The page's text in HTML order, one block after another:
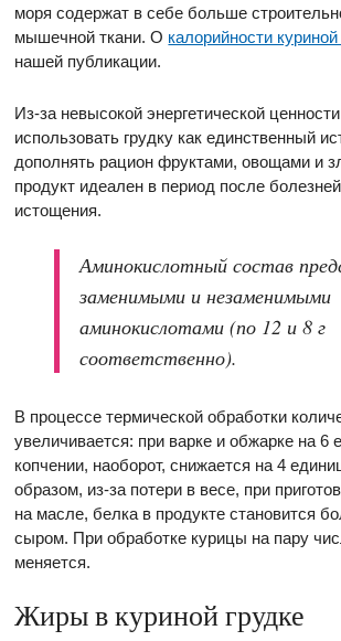
моря содержат в себе больше
мышечной ткани. О калорийности куриной
нашей публикации.
Из-за невысокой энергетической
использовать грудку как единственный
дополнять рацион фруктами, овощами и
продукт идеален в период после
истощения.
Аминокислотный состав
заменимыми и незаменимыми
аминокислотами (по 12 и 8 г
соответственно).
В процессе термической обработки
увеличивается: при варке и обжарке на 6
копчении, наоборот, снижается на 4
образом, из-за потери в весе, при
на масле, белка в продукте становится
сыром. При обработке курицы на пару
меняется.
Жиры в куриной грудке